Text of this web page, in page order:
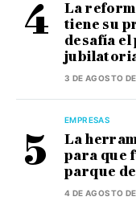
La
tiene su
desafía el
3 DE AGOSTO
EMPRESAS
La
para que
parque
4 DE AGOSTO